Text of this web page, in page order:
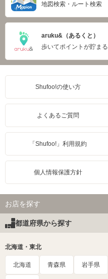
地図検索・ルート検索
aruku&（あるくと）
歩いてポイントが貯まる
Shufoo!の使い方
よくあるご質問
「Shufoo!」利用規約
個人情報保護方針
お店を探す
都道府県から探す
北海道・東北
北海道 青森県 岩手県